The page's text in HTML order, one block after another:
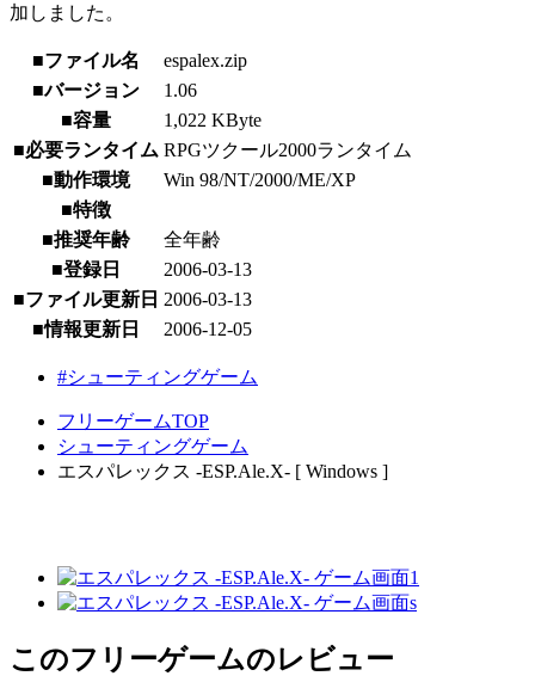
加しました。
■ファイル名
espalex.zip
■バージョン
1.06
■容量
1,022 KByte
■必要ランタイム RPGツクール2000ランタイム
■動作環境
Win 98/NT/2000/ME/XP
■特徴
■推奨年齢
全年齢
■登録日
2006-03-13
■ファイル更新日 2006-03-13
■情報更新日
2006-12-05
#シューティングゲーム
フリーゲームTOP
シューティングゲーム
エスパレックス -ESP.Ale.X- [ Windows ]
このフリーゲームのレビュー